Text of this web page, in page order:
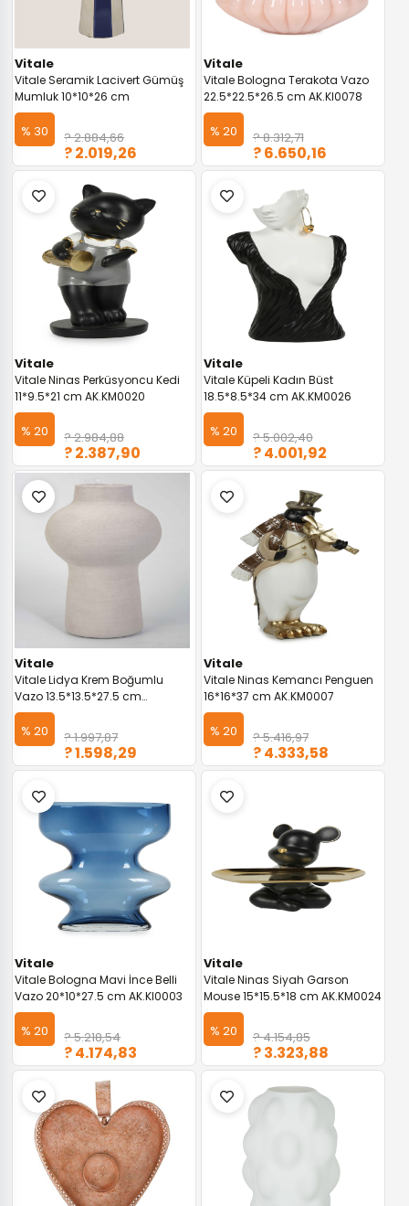
Vitale
Vitale Seramik Lacivert Gümüş
Mumluk 10*10*26 cm
% 30 ? 2.884,66
? 2.019,26
Vitale
Vitale Bologna Terakota Vazo
22.5*22.5*26.5 cm AK.KI0078
% 20 ? 8.312,71
? 6.650,16
Vitale
Vitale Ninas Perküsyoncu Kedi
11*9.5*21 cm AK.KM0020
% 20 ? 2.984,88
? 2.387,90
Vitale
Vitale Küpeli Kadın Büst
18.5*8.5*34 cm AK.KM0026
% 20 ? 5.002,40
? 4.001,92
Vitale
Vitale Lidya Krem Boğumlu
Vazo 13.5*13.5*27.5 cm
AK.KK0018
% 20 ? 1.997,87
? 1.598,29
Vitale
Vitale Ninas Kemancı Penguen
16*16*37 cm AK.KM0007
% 20 ? 5.416,97
? 4.333,58
Vitale
Vitale Bologna Mavi İnce Belli
Vazo 20*10*27.5 cm AK.KI0003
% 20 ? 5.218,54
? 4.174,83
Vitale
Vitale Ninas Siyah Garson
Mouse 15*15.5*18 cm AK.KM0024
% 20 ? 4.154,85
? 3.323,88